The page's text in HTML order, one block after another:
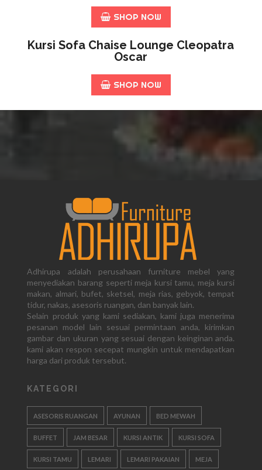
SHOP NOW
Kursi Sofa Chaise Lounge Cleopatra
Oscar
SHOP NOW
Adhirupa adalah perusahaan furniture mebel yang
menyediakan barang seperti meja kursi tamu, meja kursi
makan, almari, bufet, sketsel, meja rias, gebyok, tempat
tidur, nakas, asesoris ruangan, dan banyak lain.
Selain produk yang kami sediakan, kami juga menerima
pesanan model lain sesuai permintaan anda, kirimkan
gambar dan ukuran yang sesuai dengan keinginan anda.
kami akan respon secepat mungkin untuk mendapatkan
harga dari produk tersebut.
KATEGORI
ASESORIS RUANGAN AYUNAN BED MEWAH
BUFFET JAM BESAR KURSI ANTIK KURSI SOFA
KURSI TAMU LEMARI LEMARI PAKAIAN MEJA